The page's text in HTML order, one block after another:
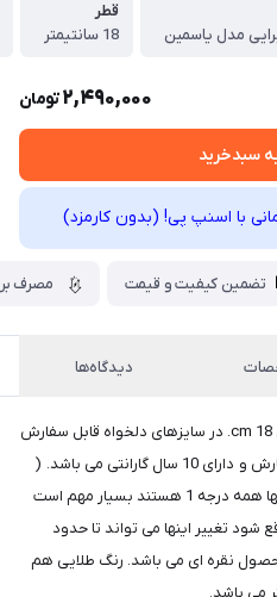
مدل یاسمین
قطر
18 سانتیمتر
2,490,000تومان
سبدخرید
تضمین کیفیت و قیمت مصرف
دیدگاه‌ها
لوستر اتاق خواب دیواری مدل یاسمین cm 18. در سایزهای دلخواه قابل سفارش
می باشد. دارای کنترل 3 حالته قابل سفارش و دارای 10 سال گارانتی می باشد. (
کنترل - فلز و ال ای دی SMD و کریستالها همه درجه 1 هستند بسیار مهم است
تغییر اینها می تواند تا حدود
نقره ای می باشد. رنگ طلایی هم